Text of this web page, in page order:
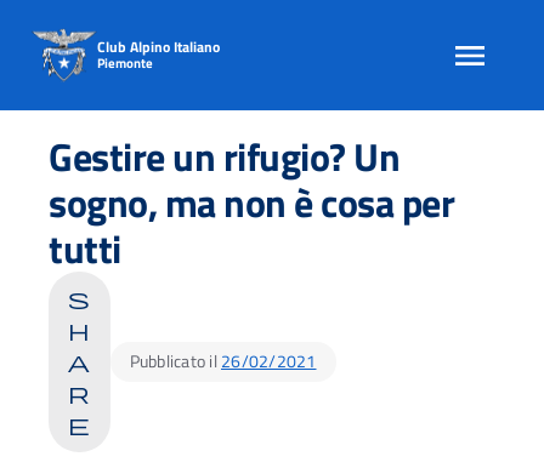
content
Club Alpino Italiano
Piemonte
Gestire un rifugio? Un
sogno, ma non è cosa per
tutti
s
h
a
r
e
Pubblicato il 26/02/2021